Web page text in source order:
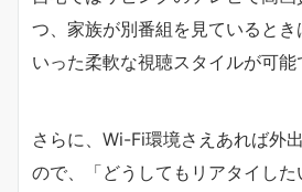
つ、家族が別番組を見ているとき
いった柔軟な視聴スタイルが可能
さらに、Wi-Fi環境さえあれば外
ので、「どうしてもリアタイし